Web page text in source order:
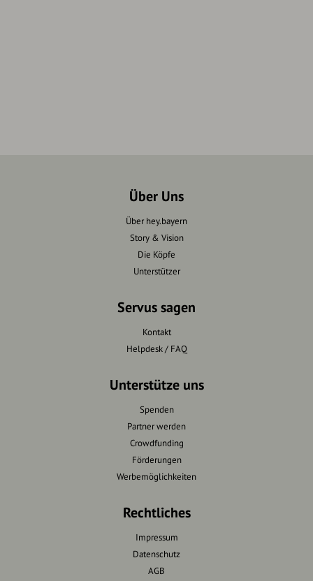
Über Uns
Über hey.bayern
Story & Vision
Die Köpfe
Unterstützer
Servus sagen
Kontakt
Helpdesk / FAQ
Unterstütze uns
Spenden
Partner werden
Crowdfunding
Förderungen
Werbemöglichkeiten
Rechtliches
Impressum
Datenschutz
AGB